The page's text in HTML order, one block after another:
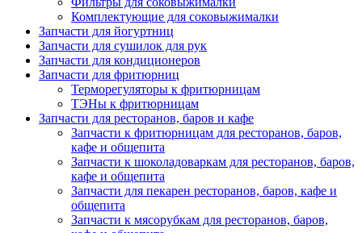
Комплектующие для соковыжималки
Запчасти для йогуртниц
Запчасти для сушилок для рук
Запчасти для кондиционеров
Запчасти для фритюрниц
Терморегуляторы к фритюрницам
ТЭНы к фритюрницам
Запчасти для ресторанов, баров и кафе
Запчасти к фритюрницам для ресторанов, баров,
кафе и общепита
Запчасти к шоколадоваркам для ресторанов, баров,
кафе и общепита
Запчасти для пекарен ресторанов, баров, кафе и
общепита
Запчасти к мясорубкам для ресторанов, баров,